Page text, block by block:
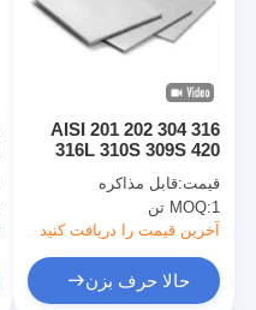
AISI 201 202 304 316
316L 310S 309S 420
2b/Ba/Hl 8K سطح آینه
ورق فولاد ضد زنگ سرد
قیمت:قابل مذاکره
MOQ:1 تن
آخرین قیمت را دریافت کنید
حالا حرف بزن